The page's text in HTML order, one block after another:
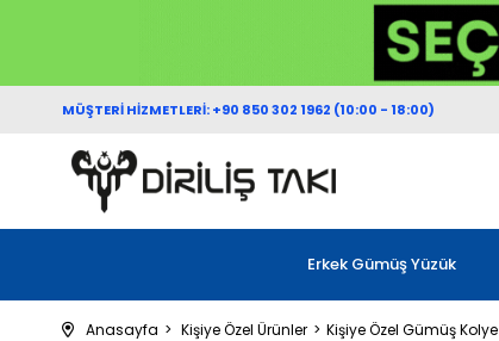
MÜŞTERİ HİZMETLERİ: +90 850 302 1962 (10:00 - 18:00)
Erkek Gümüş Yüzük
Anasayfa Kişiye Özel Ürünler Kişiye Özel Gümüş Kolye